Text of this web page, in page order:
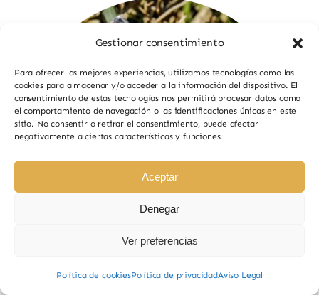
Gestionar consentimiento
Para ofrecer las mejores experiencias, utilizamos tecnologías como las
cookies para almacenar y/o acceder a la información del dispositivo. El
consentimiento de estas tecnologías nos permitirá procesar datos como
el comportamiento de navegación o las identificaciones únicas en este
sitio. No consentir o retirar el consentimiento, puede afectar
negativamente a ciertas características y funciones.
Aceptar
Denegar
Ver preferencias
Política de cookiesPolítica de privacidadAviso Legal